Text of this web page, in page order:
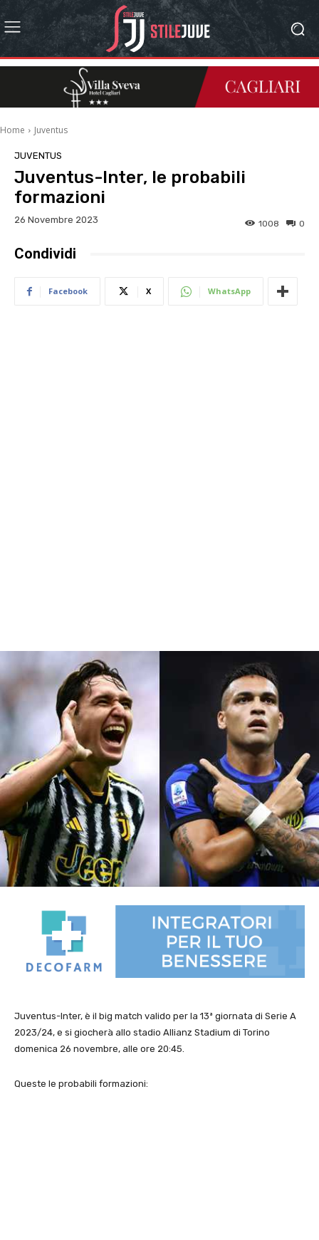
Home Juventus
JUVENTUS
Juventus-Inter, le probabili
formazioni
26 Novembre 2023 0
1008
Condividi
Facebook X WhatsApp
Juventus-Inter, è il big match valido per la 13ª giornata di Serie A
2023/24, e si giocherà allo stadio Allianz Stadium di Torino
domenica 26 novembre, alle ore 20:45.
Queste le probabili formazioni: